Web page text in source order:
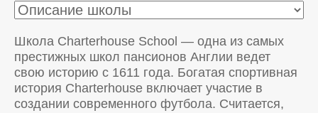
Школа Charterhouse School — одна из самых
престижных школ пансионов Англии ведет
свою историю с 1611 года. Богатая спортивная
история Charterhouse включает участие в
создании современного футбола. Считается,